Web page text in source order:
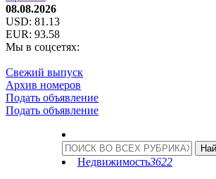
08.08.2026
USD: 81.13
EUR: 93.58
Мы в соцсетях:
Свежий выпуск
Архив номеров
Подать объявление
Подать объявление
Недвижимость3622